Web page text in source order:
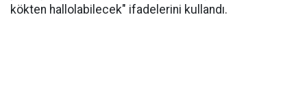
kökten hallolabilecek" ifadelerini kullandı.